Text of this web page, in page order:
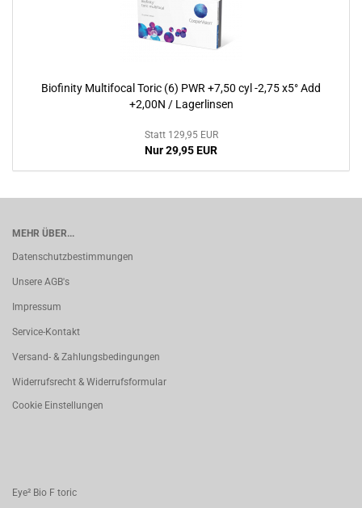
Biofinity Multifocal Toric (6) PWR +7,50 cyl -2,75 x5° Add
+2,00N / Lagerlinsen
Statt 129,95 EUR
Nur 29,95 EUR
MEHR ÜBER...
Datenschutzbestimmungen
Unsere AGB's
Impressum
Service-Kontakt
Versand- & Zahlungsbedingungen
Widerrufsrecht & Widerrufsformular
Cookie Einstellungen
Eye² Bio F toric